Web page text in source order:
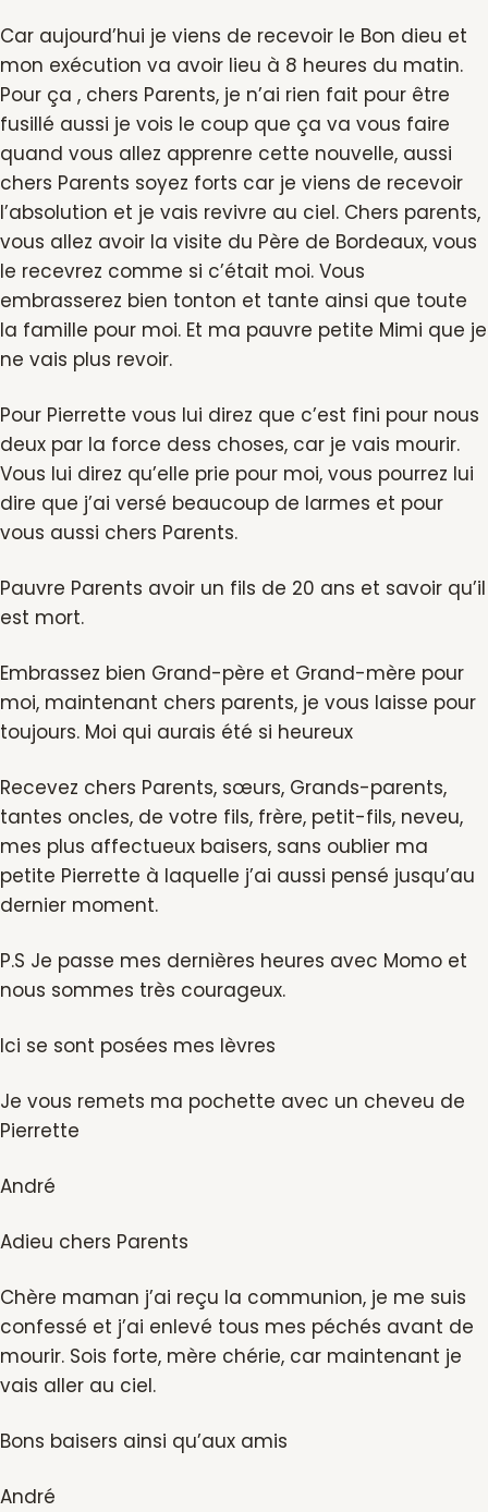
Car aujourd’hui je viens de recevoir le Bon dieu et
mon exécution va avoir lieu à 8 heures du matin.
Pour ça , chers Parents, je n’ai rien fait pour être
fusillé aussi je vois le coup que ça va vous faire
quand vous allez apprenre cette nouvelle, aussi
chers Parents soyez forts car je viens de recevoir
l’absolution et je vais revivre au ciel. Chers parents,
vous allez avoir la visite du Père de Bordeaux, vous
le recevrez comme si c’était moi. Vous
embrasserez bien tonton et tante ainsi que toute
la famille pour moi. Et ma pauvre petite Mimi que je
ne vais plus revoir.
Pour Pierrette vous lui direz que c’est fini pour nous
deux par la force dess choses, car je vais mourir.
Vous lui direz qu’elle prie pour moi, vous pourrez lui
dire que j’ai versé beaucoup de larmes et pour
vous aussi chers Parents.
Pauvre Parents avoir un fils de 20 ans et savoir qu’il
est mort.
Embrassez bien Grand-père et Grand-mère pour
moi, maintenant chers parents, je vous laisse pour
toujours. Moi qui aurais été si heureux
Recevez chers Parents, sœurs, Grands-parents,
tantes oncles, de votre fils, frère, petit-fils, neveu,
mes plus affectueux baisers, sans oublier ma
petite Pierrette à laquelle j’ai aussi pensé jusqu’au
dernier moment.
P.S Je passe mes dernières heures avec Momo et
nous sommes très courageux.
Ici se sont posées mes lèvres
Je vous remets ma pochette avec un cheveu de
Pierrette
André
Adieu chers Parents
Chère maman j’ai reçu la communion, je me suis
confessé et j’ai enlevé tous mes péchés avant de
mourir. Sois forte, mère chérie, car maintenant je
vais aller au ciel.
Bons baisers ainsi qu’aux amis
André